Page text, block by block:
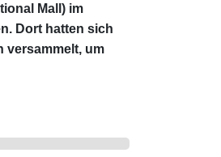
Mall) im
Dort hatten sich
versammelt, um